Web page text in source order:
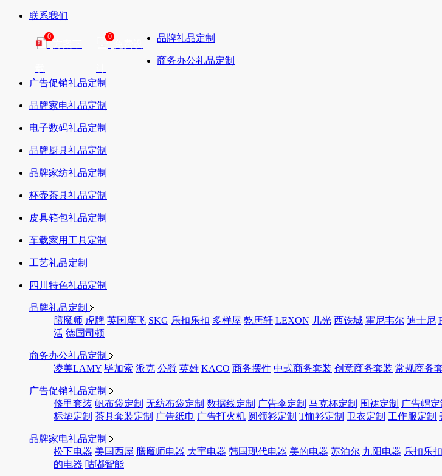
联系我们
0 0 品牌礼品定制
商务办公礼品定制
广告促销礼品定制
品牌家电礼品定制
电子数码礼品定制
品牌厨具礼品定制
品牌家纺礼品定制
杯壶茶具礼品定制
皮具箱包礼品定制
车载家用工具定制
工艺礼品定制
四川特色礼品定制
品牌礼品定制
膳魔师 虎牌 英国摩飞 SKG 乐扣乐扣 多样屋 乾唐轩 LEXON 几光 西铁城 霍尼韦尔 迪士尼
活 德国司顿
商务办公礼品定制
凌美LAMY 毕加索 派克 公爵 英雄 KACO 商务摆件 中式商务套装 创意商务套装 常规商务
广告促销礼品定制
修甲套装 帆布袋定制 无纺布袋定制 数据线定制 广告伞定制 马克杯定制 围裙定制 广告帽定
标垫定制 茶具套装定制 广告纸巾 广告打火机 圆领衫定制 T恤衫定制 卫衣定制 工作服定制
品牌家电礼品定制
松下电器 美国西屋 膳魔师电器 大宇电器 韩国现代电器 美的电器 苏泊尔 九阳电器 乐扣乐
的电器 咕嘟智能